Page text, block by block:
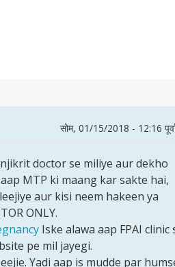
सोम, 01/15/2018 - 12:16
doctor se miliye aur dekho
MTP ki maang kar sakte hai,
aur kisi neem hakeen ya
ONLY.
Iske alawa aap FPAI clinic
pe mil jayegi.
Yadi aap is mudde par